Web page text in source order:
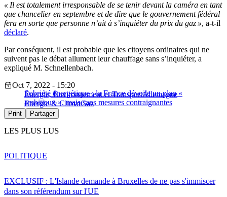
« Il est totalement irresponsable de se tenir devant la caméra en tant
que chancelier en septembre et de dire que le gouvernement fédéral
fera en sorte que personne n’ait à s’inquiéter du prix du gaz », a-t-il
déclaré.
Par conséquent, il est probable que les citoyens ordinaires qui ne
suivent pas le débat allument leur chauffage sans s’inquiéter, a
expliqué M. Schnellenbach.
Sobriété énergétique : la France dévoile un plan «
ambitieux », mais sans mesures contraignantes
Oct 7, 2022 - 15:20
Energie, Environnement et TransportAllemagne
Energie & ClimatGaz
Print Partager
LES PLUS LUS
EXCLUSIF : L'Islande demande à Bruxelles de ne pas s'immiscer
dans son référendum sur l'UE
POLITIQUE